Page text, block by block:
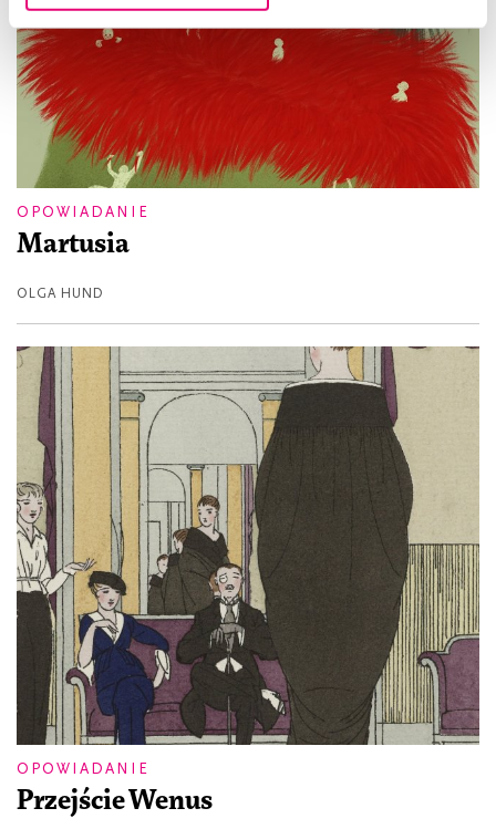
OPOWIADANIE
Martusia
OLGA HUND
OPOWIADANIE
Przejście Wenus